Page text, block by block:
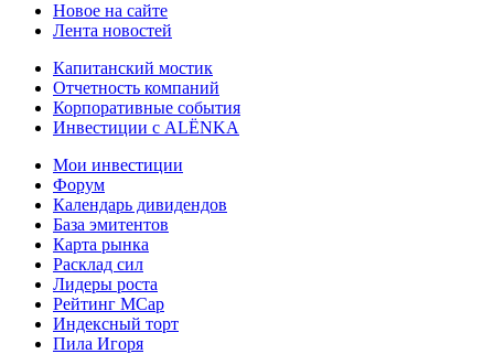
Новое на сайте
Лента новостей
Капитанский мостик
Отчетность компаний
Корпоративные события
Инвестиции с ALЁNKA
Мои инвестиции
Форум
Календарь дивидендов
База эмитентов
Карта рынка
Расклад сил
Лидеры роста
Рейтинг MCap
Индексный торт
Пила Игоря